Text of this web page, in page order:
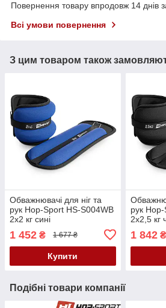
Повернення товару впродовж 14 днів
Всі умови повернення
З цим товаром також
Обважнювачі для ніг та
рук Hop-Sport HS-S004WB
2х2 кг сині
1 452 ₴ 1 677 ₴
Купити
рук
2х2,5 кг
1 842₴
Подібні товари компанії